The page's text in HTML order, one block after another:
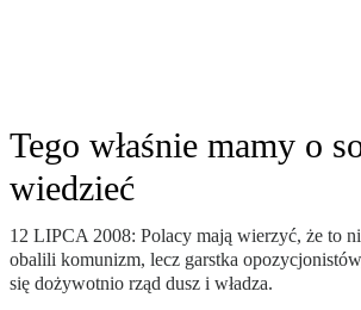
Tego właśnie mamy o
wiedzieć
12 LIPCA 2008: Polacy mają wierzyć, że to
obalili komunizm, lecz garstka
się dożywotnio rząd dusz i władza.